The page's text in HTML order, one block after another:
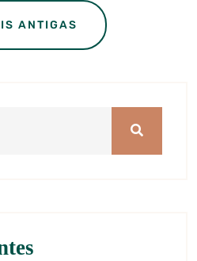
ANTIGAS